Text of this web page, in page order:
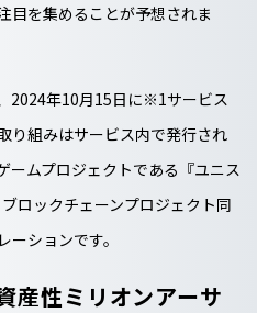
目を集めることが予想されま
2024年10月15日に※1サービス
り組みはサービス内で発行され
ームプロジェクトである『ユニス
ロックチェーンプロジェクト同
ションです。
産性ミリオンアーサ